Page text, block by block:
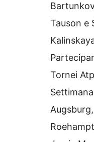
Tauson e
Tornei